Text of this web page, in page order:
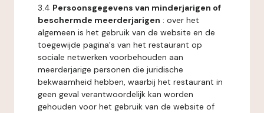
3.4 Persoonsgegevens van minderjarigen of
beschermde meerderjarigen : over het
algemeen is het gebruik van de website en de
toegewijde pagina's van het restaurant op
sociale netwerken voorbehouden aan
meerderjarige personen die juridische
bekwaamheid hebben, waarbij het restaurant in
geen geval verantwoordelijk kan worden
gehouden voor het gebruik van de website of